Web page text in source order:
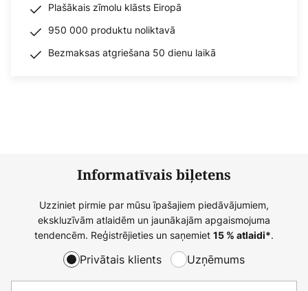
Plašākais zīmolu klāsts Eiropā
950 000 produktu noliktavā
Bezmaksas atgriešana 50 dienu laikā
Informatīvais biļetens
Uzziniet pirmie par mūsu īpašajiem piedāvājumiem,
ekskluzīvām atlaidēm un jaunākajām apgaismojuma
tendencēm. Reģistrējieties un saņemiet 15 % atlaidi*.
Privātais klients Uzņēmums